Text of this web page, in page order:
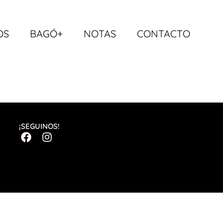
BAGÓ+ NOTAS CONTACTO
¡SEGUINOS!